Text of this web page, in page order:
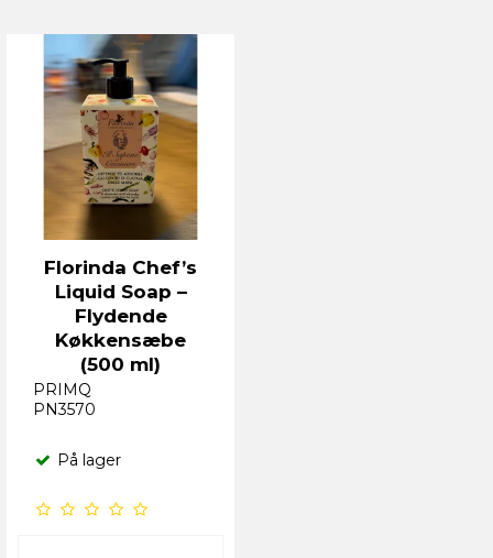
Florinda Chef’s
Liquid Soap –
Flydende
Køkkensæbe
(500 ml)
PRIMQ
PN3570
På lager